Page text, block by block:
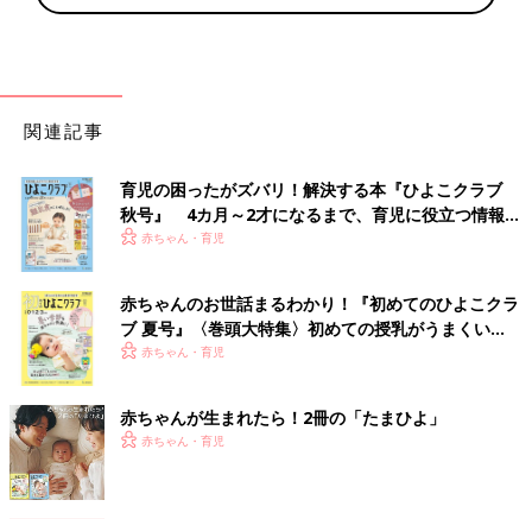
関連記事
育児の困ったがズバリ！解決する本『ひよこクラブ
秋号』 4カ月～2才になるまで、育児に役立つ情報が
いっぱい！
赤ちゃん・育児
赤ちゃんのお世話まるわかり！『初めてのひよこクラ
ブ 夏号』〈巻頭大特集〉初めての授乳がうまくい
く！ おっぱい・ミルクの基本と夏のトラブル 解決テ
赤ちゃん・育児
赤ちゃんが生まれたら！2冊の「たまひよ」
赤ちゃん・育児